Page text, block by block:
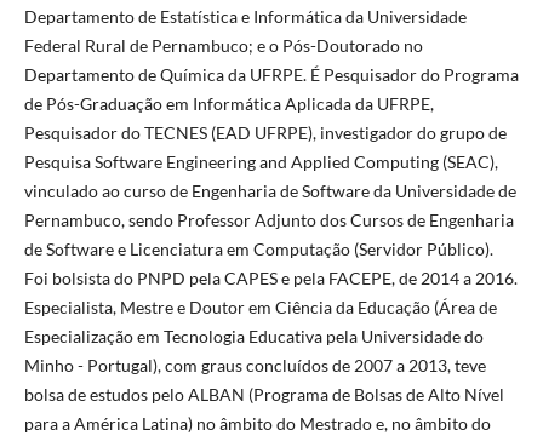
Departamento de Estatística e Informática da Universidade
Federal Rural de Pernambuco; e o Pós-Doutorado no
Departamento de Química da UFRPE. É Pesquisador do Programa
de Pós-Graduação em Informática Aplicada da UFRPE,
Pesquisador do TECNES (EAD UFRPE), investigador do grupo de
Pesquisa Software Engineering and Applied Computing (SEAC),
vinculado ao curso de Engenharia de Software da Universidade de
Pernambuco, sendo Professor Adjunto dos Cursos de Engenharia
de Software e Licenciatura em Computação (Servidor Público).
Foi bolsista do PNPD pela CAPES e pela FACEPE, de 2014 a 2016.
Especialista, Mestre e Doutor em Ciência da Educação (Área de
Especialização em Tecnologia Educativa pela Universidade do
Minho - Portugal), com graus concluídos de 2007 a 2013, teve
bolsa de estudos pelo ALBAN (Programa de Bolsas de Alto Nível
para a América Latina) no âmbito do Mestrado e, no âmbito do